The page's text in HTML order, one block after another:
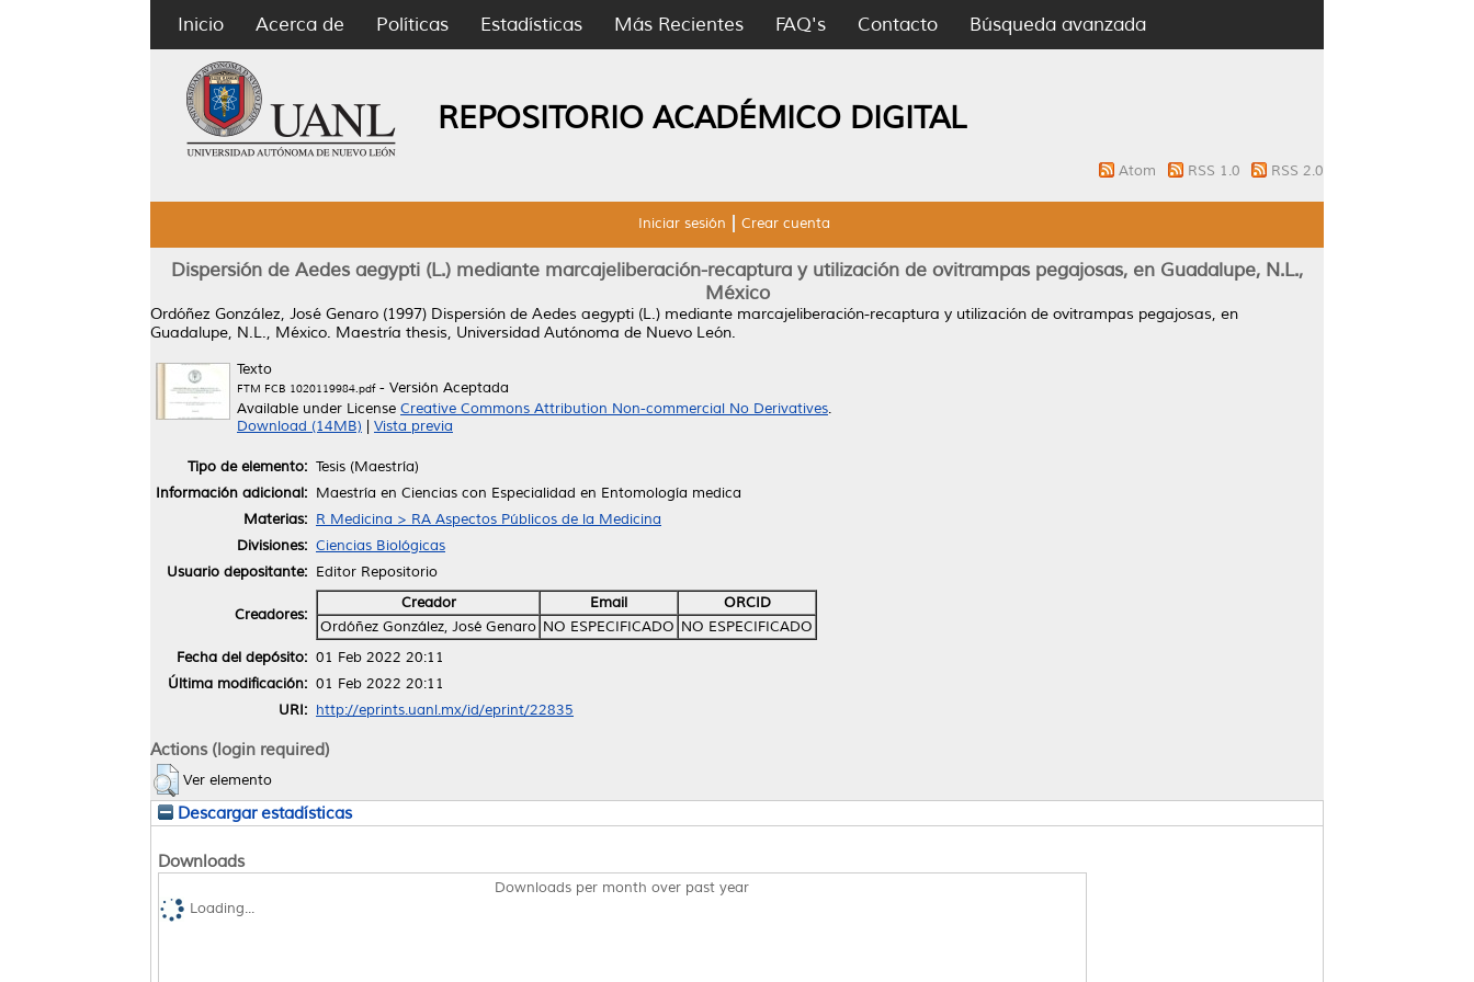
Inicio Acerca de Políticas Estadísticas Más Recientes FAQ's Contacto Búsqueda avanzada
REPOSITORIO ACADÉMICO DIGITAL
Atom RSS 1.0 RSS 2.0
Iniciar sesión Crear cuenta
Dispersión de Aedes aegypti (L.) mediante marcajeliberación-recaptura y utilización de ovitrampas pegajosas, en Guadalupe, N.L.,
México
Ordóñez González, José Genaro (1997) Dispersión de Aedes aegypti (L.) mediante marcajeliberación-recaptura y utilización de ovitrampas pegajosas, en
Guadalupe, N.L., México. Maestría thesis, Universidad Autónoma de Nuevo León.
Texto
FTM FCB 1020119984.pdf- Versión Aceptada
Available under License Creative Commons Attribution Non-commercial No Derivatives.
Download (14MB)
Vista previa
Tipo de elemento: Tesis (Maestría)
Información adicional: Maestría en Ciencias con Especialidad en Entomología medica
Materias: R Medicina > RA Aspectos Públicos de la Medicina
Divisiones: Ciencias Biológicas
Usuario depositante: Editor Repositorio
Creadores:
Creador Email
ORCID
Ordóñez González, José Genaro NO ESPECIFICADO NO ESPECIFICADO
Fecha del depósito: 01 Feb 2022 20:11
Última modificación: 01 Feb 2022 20:11
URI: http://eprints.uanl.mx/id/eprint/22835
Actions (login required)
Ver elemento
Descargar estadísticas
Downloads
Downloads per month over past year
Loading...